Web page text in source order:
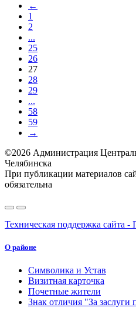
←
1
2
...
25
26
27
28
29
...
58
59
→
©2026 Администрация
Челябинска
При публикации материалов
обязательна
Техническая поддержка сайта -
О районе
Символика и Устав
Визитная карточка
Почетные жители
Знак отличия "За